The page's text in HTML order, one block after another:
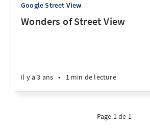
Google Street View
Wonders of Street View
il y a 3 ans • 1 min de lecture
Page 1 de 1